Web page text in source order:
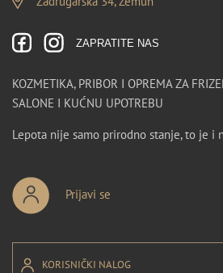
ZAPRATITE NAS
KOZMETIKA, PRIBOR I OPREMA ZA
SALONE I KUĆNU UPOTREBU
Lepota nije samo prirodno stanje, to je i
Prijavi se
KORISNIČKI NALOG